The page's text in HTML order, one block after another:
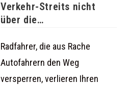
Verkehr-Streits nicht
über die
abgedeckt
Radfahrer, die aus Rache
Autofahrern den Weg
versperren, verlieren Ihren